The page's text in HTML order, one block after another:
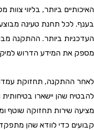
ביותר, בליווי צוות
לכל תחנת טעינה מבוצעת
ביותר. ההתקנה
המידע הדרוש למיקום
ההתקנה, תחזוקת עמדות
שהן יישארו בטיחותית
שירות תחזוקה שוטף
כדי לוודא שהן מתפקדות